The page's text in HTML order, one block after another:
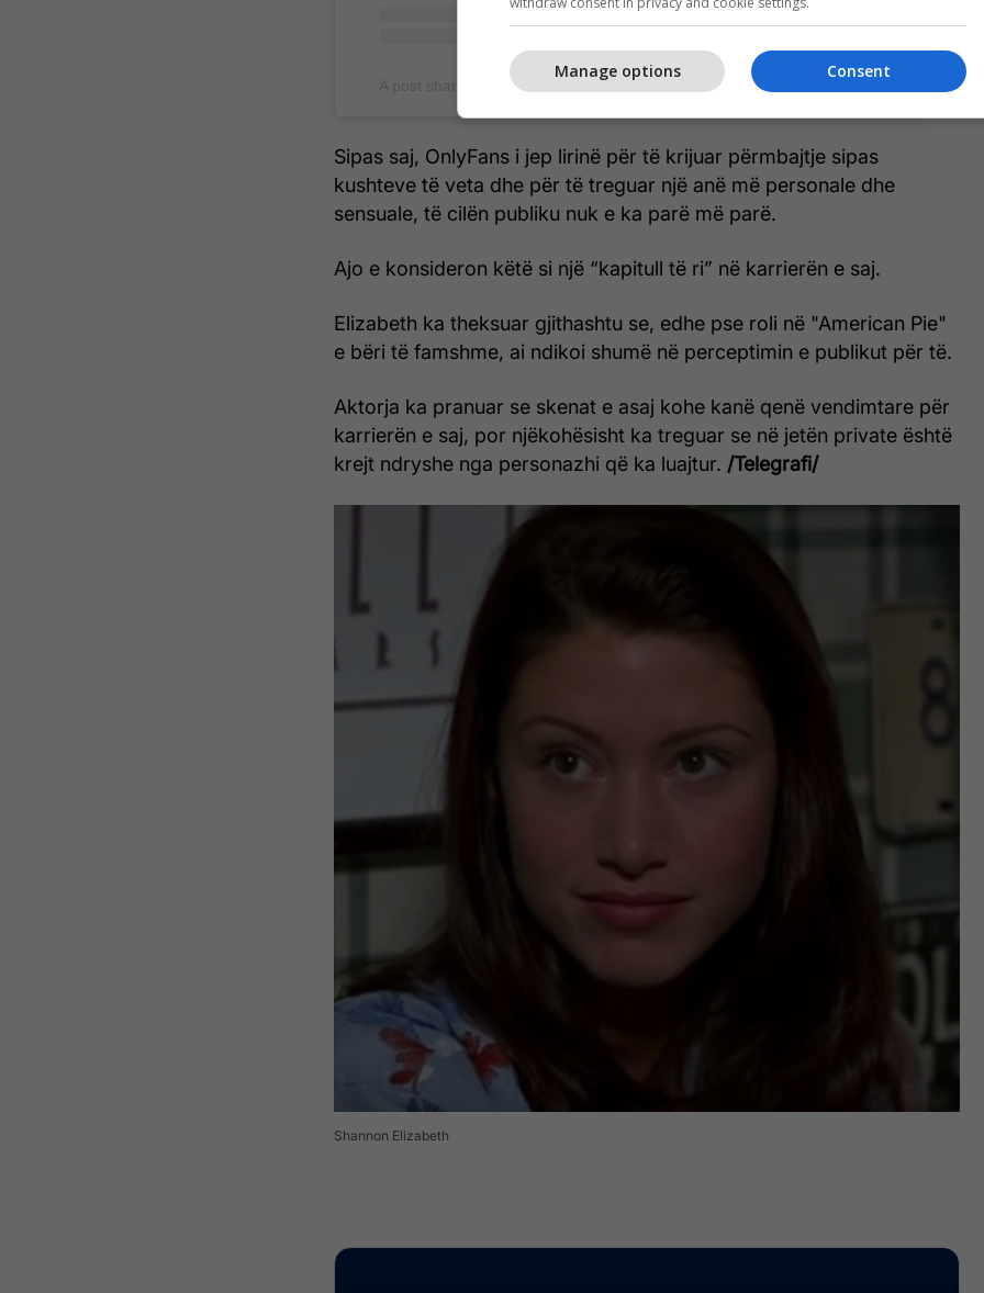
A post shared by SHANNON ELIZABETH (@shannonelizabeth)
Sipas saj, OnlyFans i jep lirinë për të krijuar përmbajtje sipas
kushteve të veta dhe për të treguar një anë më personale dhe
sensuale, të cilën publiku nuk e ka parë më parë.
Ajo e konsideron këtë si një “kapitull të ri” në karrierën e saj.
Elizabeth ka theksuar gjithashtu se, edhe pse roli në "American Pie"
e bëri të famshme, ai ndikoi shumë në perceptimin e publikut për të.
Aktorja ka pranuar se skenat e asaj kohe kanë qenë vendimtare për
karrierën e saj, por njëkohësisht ka treguar se në jetën private është
krejt ndryshe nga personazhi që ka luajtur. /Telegrafi/
Shannon Elizabeth
Consent
Manage options